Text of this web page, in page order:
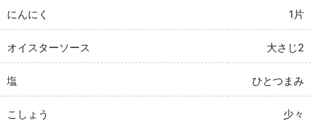
にんにく 1片
オイスターソース 大さじ2
塩 ひとつまみ
こしょう 少々